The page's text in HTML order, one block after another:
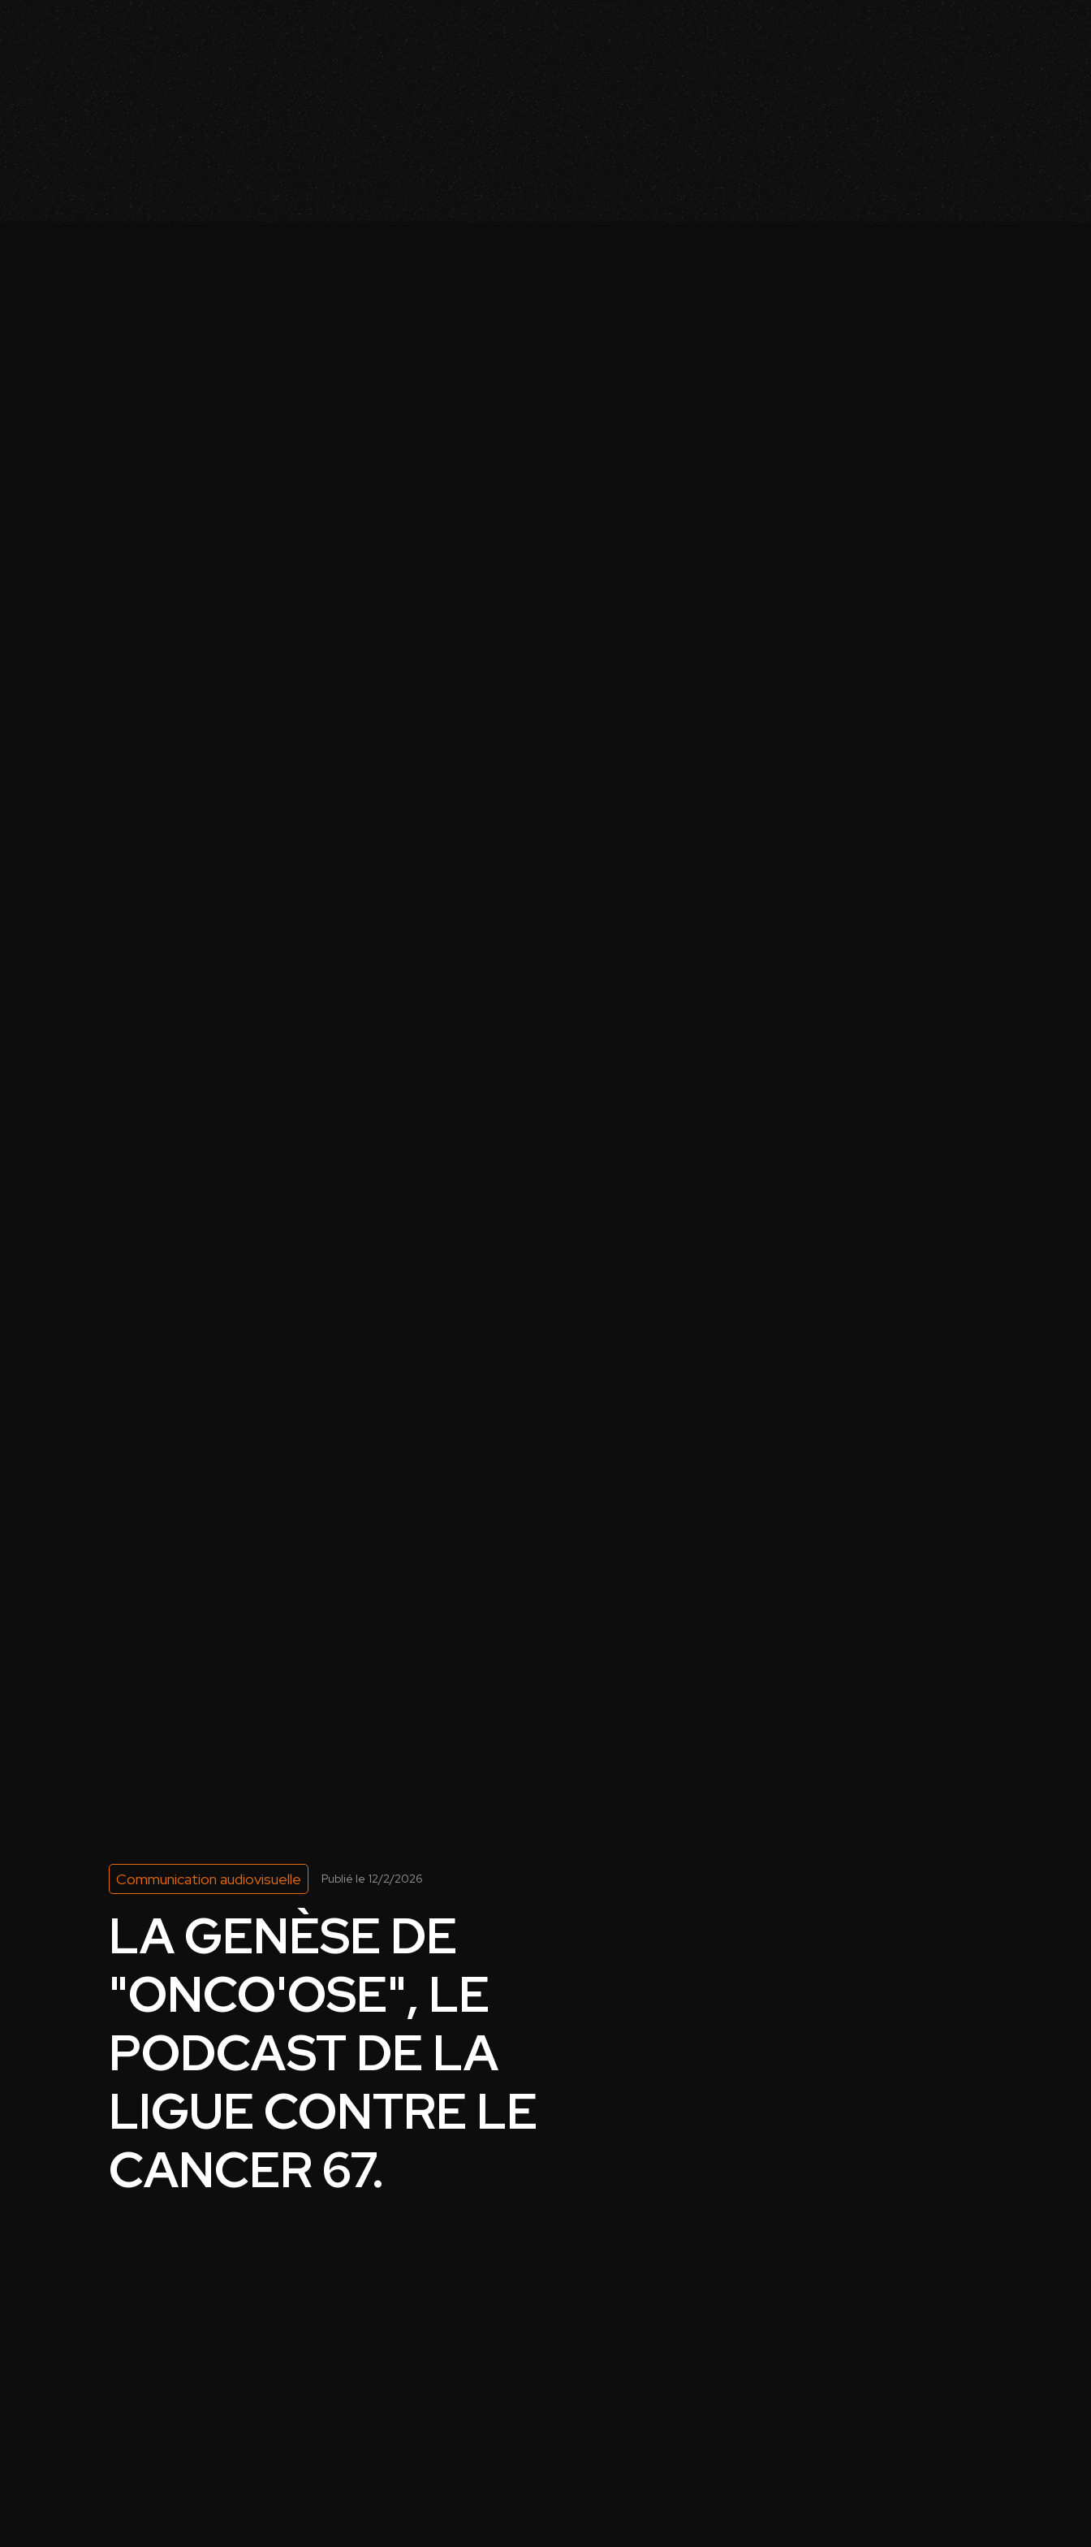
Communication audiovisuelle Publié le 12/2/2026
LA GENÈSE DE
"ONCO'OSE", LE
PODCAST DE LA
LIGUE CONTRE LE
CANCER 67.